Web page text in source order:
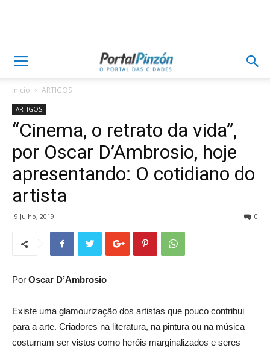
Inicio ARTIGOS
ARTIGOS
“Cinema, o retrato da vida”,
por Oscar D’Ambrosio, hoje
apresentando: O cotidiano do
artista
9 Julho, 2019 0
Por Oscar D’Ambrosio
Existe uma glamourização dos artistas que pouco contribui
para a arte. Criadores na literatura, na pintura ou na música
costumam ser vistos como heróis marginalizados e seres